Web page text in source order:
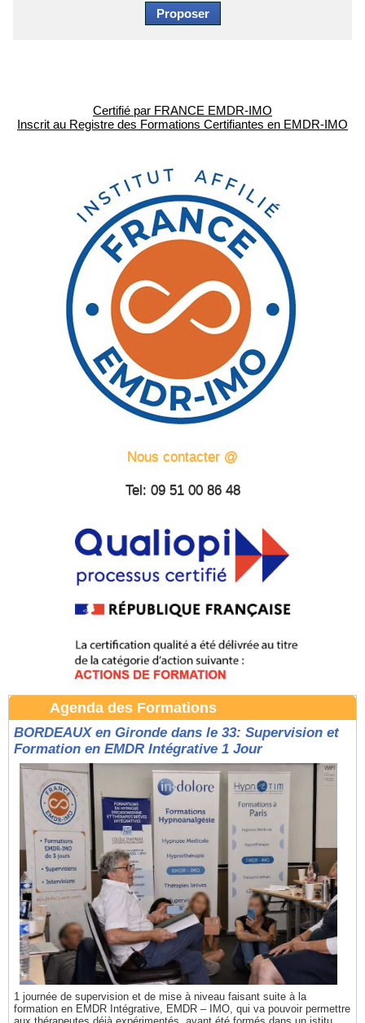
Certifié par FRANCE EMDR-IMO
Inscrit au Registre des Formations Certifiantes en EMDR-IMO
Nous contacter @
Tel: 09 51 00 86 48
Agenda des Formations
BORDEAUX en Gironde dans le 33: Supervision et
Formation en EMDR Intégrative 1 Jour
1 journée de supervision et de mise à niveau faisant suite à la
formation en EMDR Intégrative, EMDR – IMO, qui va pouvoir permettre